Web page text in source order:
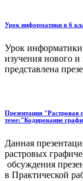
Урок информатики в 6
Урок
изучения нового
представлена
Презентация "Растровая
теме:"Кодирование
Данная
растровых
обсуждения
в Практической